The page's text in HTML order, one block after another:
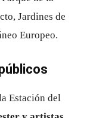
Jardines de
Europeo.
Estación del